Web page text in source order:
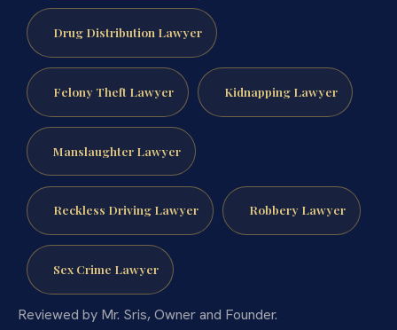
Drug Distribution Lawyer
Felony Theft Lawyer Kidnapping Lawyer
Manslaughter Lawyer
Reckless Driving Lawyer Robbery Lawyer
Sex Crime Lawyer
Reviewed by Mr. Sris, Owner and Founder.